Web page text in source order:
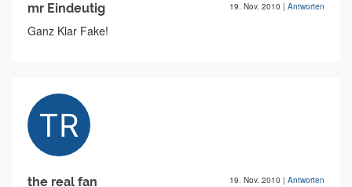
mr Eindeutig 19. Nov. 2010 | Antworten
Ganz Klar Fake!
the real fan 19. Nov. 2010 | Antworten